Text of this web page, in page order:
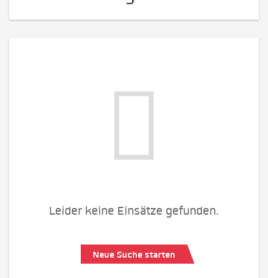
Leider keine Einsätze gefunden.
Neue Suche starten